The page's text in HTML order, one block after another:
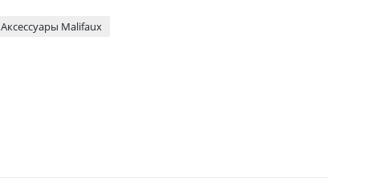
Аксессуары Malifaux